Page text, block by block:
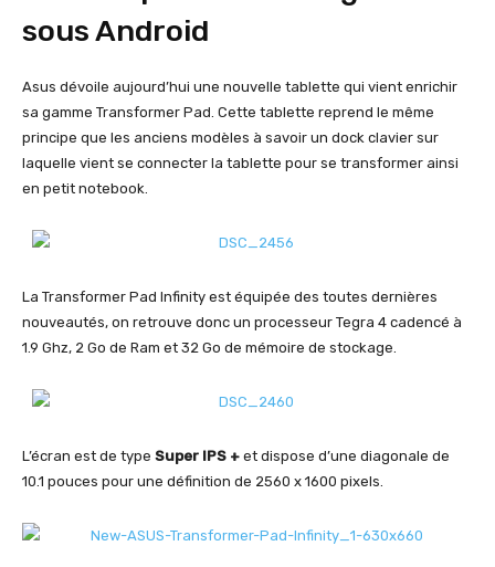
sous Android
Asus dévoile aujourd’hui une nouvelle tablette qui vient enrichir
sa gamme Transformer Pad. Cette tablette reprend le même
principe que les anciens modèles à savoir un dock clavier sur
laquelle vient se connecter la tablette pour se transformer ainsi
en petit notebook.
La Transformer Pad Infinity est équipée des toutes dernières
nouveautés, on retrouve donc un processeur Tegra 4 cadencé à
1.9 Ghz, 2 Go de Ram et 32 Go de mémoire de stockage.
L’écran est de type Super IPS + et dispose d’une diagonale de
10.1 pouces pour une définition de 2560 x 1600 pixels.